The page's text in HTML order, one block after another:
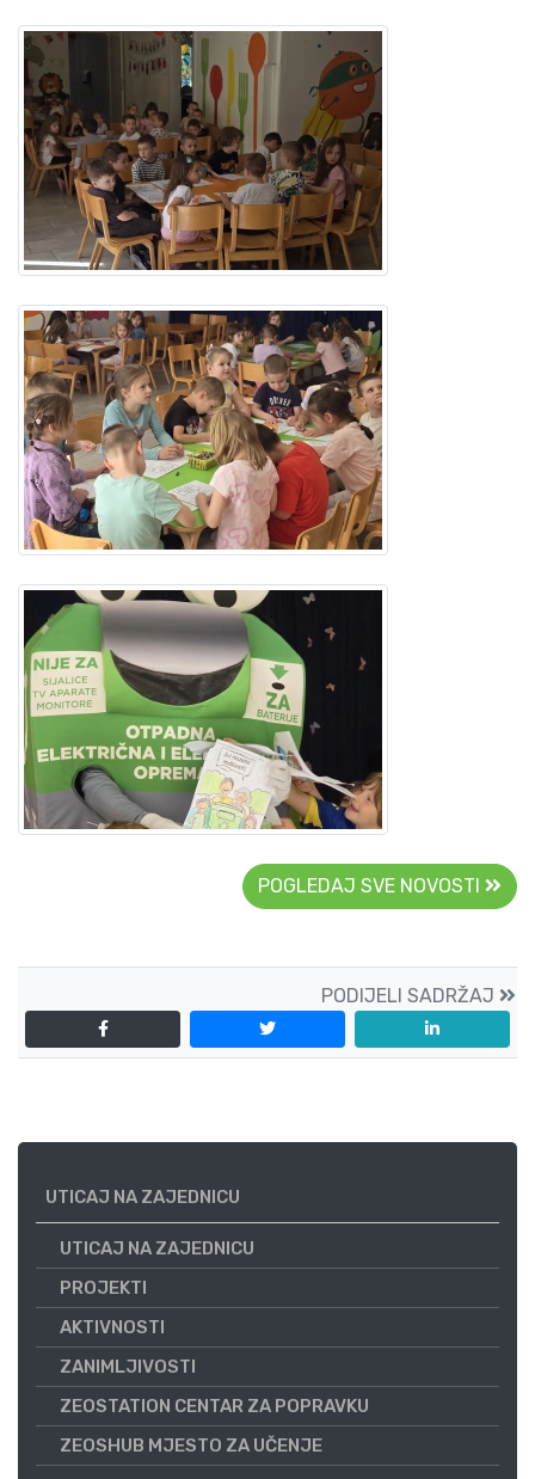
POGLEDAJ SVE NOVOSTI
PODIJELI SADRŽAJ
UTICAJ NA ZAJEDNICU
UTICAJ NA ZAJEDNICU
PROJEKTI
AKTIVNOSTI
ZANIMLJIVOSTI
ZEOSTATION CENTAR ZA POPRAVKU
ZEOSHUB MJESTO ZA UČENJE